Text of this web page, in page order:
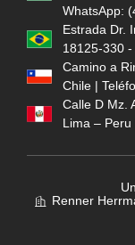
WhatsApp:
Estrada Dr.
18125-330
Camino a
Chile |
Calle D Mz.
Lima –
Renner